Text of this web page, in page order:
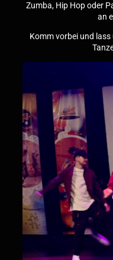
Zumba, Hip Hop oder
an
Komm vorbei und